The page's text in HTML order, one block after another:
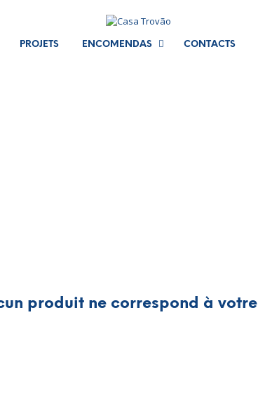
PROJETS ENCOMENDAS CONTACTS
produit ne correspond à